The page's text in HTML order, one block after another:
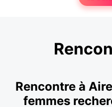
Rencontre à
femmes